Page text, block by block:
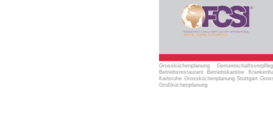
Grossküchenplanung
Betriebsrestaurant Betriebskantine
Karlsruhe Grossküchenplanung Stuttgart
Großküchenplanung